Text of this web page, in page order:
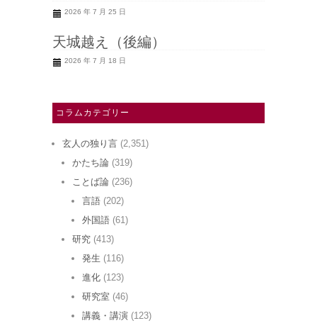
2026 年 7 月 25 日
天城越え（後編）
2026 年 7 月 18 日
コラムカテゴリー
玄人の独り言 (2,351)
かたち論 (319)
ことば論 (236)
言語 (202)
外国語 (61)
研究 (413)
発生 (116)
進化 (123)
研究室 (46)
講義・講演 (123)